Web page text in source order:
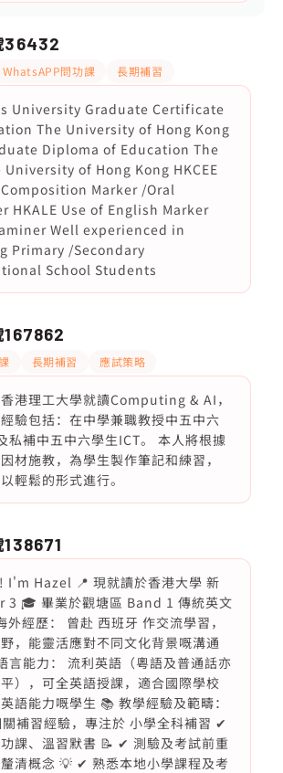
36432
WhatsAPP問功課 長期補習
University Graduate Certificate
The University of Hong Kong
Diploma of Education The
of Hong Kong HKCEE
Marker /Oral
HKALE Use of English Marker
Well experienced in
Primary /Secondary
School Students
167862
長期補習 應試策略
港理工大學就讀Computing & AI，
驗包括：在中學兼職教授中五中六
私補中五中六學生ICT。 本人將根據
材施教，為學生製作筆記和練習，
輕鬆的形式進行。
138671
I'm Hazel 📍 現就讀於香港大學 新
3 🎓 畢業於觀塘區 Band 1 傳統英文
外經歷： 曾赴 西班牙 作交流學習，
，能靈活應對不同文化背景嘅溝通
能力： 流利英語（粵語及普通話亦
），可全英語授課，適合國際學校
語能力嘅學生 📚 教學經驗及範疇：
補習經驗，專注於 小學全科補習 ✔
課、溫習默書 📝 ✔ 測驗及考試前重
清概念 💡 ✔ 熟悉本地小學課程及考